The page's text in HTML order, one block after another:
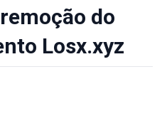
do
Losx.xyz